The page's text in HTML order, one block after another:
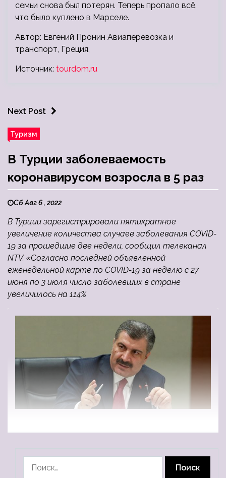
семьи снова был потерян. Теперь пропало всё,
что было куплено в Марселе.
Автор: Евгений Пронин Авиаперевозка и
транспорт, Греция,
Источник: tourdom.ru
Next Post
Туризм
В Турции заболеваемость
коронавирусом возросла в 5 раз
Сб Авг 6 , 2022
В Турции зарегистрировали пятикратное
увеличение количества случаев заболевания COVID-
19 за прошедшие две недели, сообщил телеканал
NTV. «Согласно последней объявленной
еженедельной карте по COVID-19 за неделю с 27
июня по 3 июля число заболевших в стране
увеличилось на 114%